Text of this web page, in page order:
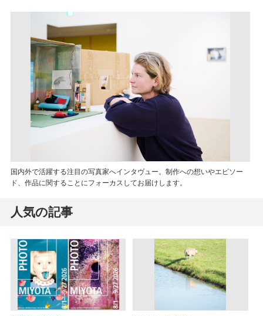
国内外で活躍する注目の写真家へインタヴュー。制作への想いやエピソー
ド、作品に関することにフォーカスしてお届けします。
人気の記事